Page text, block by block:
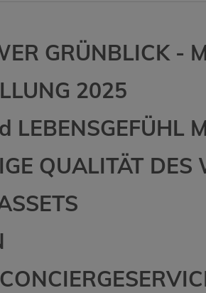
GRÜNBLICK -
2025
LEBENSGEFÜHL
QUALITÄT DES